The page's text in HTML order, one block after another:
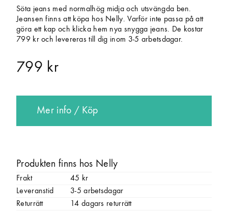
Söta jeans med normalhög midja och utsvängda ben.
Jeansen finns att köpa hos Nelly. Varför inte passa på att
göra ett kap och klicka hem nya snygga jeans. De kostar
799 kr och levereras till dig inom 3-5 arbetsdagar.
799 kr
Mer info / Köp
Produkten finns hos Nelly
Frakt
45 kr
Leveranstid
3-5 arbetsdagar
Returrätt
14 dagars returrätt